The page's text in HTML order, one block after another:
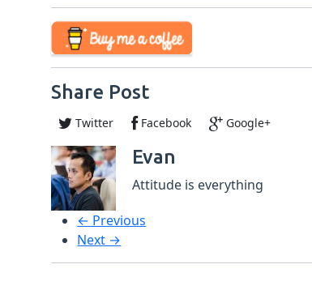
Share Post
Twitter Facebook Google+
Evan
Attitude is everything
← Previous
Next →